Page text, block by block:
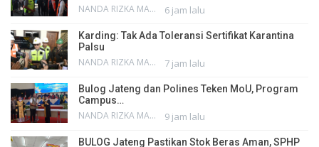
NANDA RIZKA MAHENDRA 6 jam lalu
Karding: Tak Ada Toleransi Sertifikat Karantina
Palsu
NANDA RIZKA MAHENDRA 7 jam lalu
Bulog Jateng dan Polines Teken MoU, Program
Campus…
NANDA RIZKA MAHENDRA 9 jam lalu
BULOG Jateng Pastikan Stok Beras Aman, SPHP